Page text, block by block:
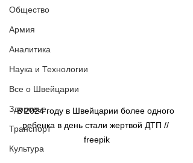
Общество
Армия
Аналитика
Наука и Технологии
Все о Швейцарии
Здоровье
Транспорт
Культура
В 2024 году в Швейцарии более одного
ребенка в день стали жертвой ДТП //
freepik